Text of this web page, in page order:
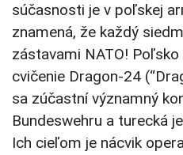
súčasnosti je v poľskej
znamená, že každý
zástavami NATO!
cvičenie Dragon-24
sa zúčastní významný
Bundeswehru a turecká
Ich cieľom je nácvik